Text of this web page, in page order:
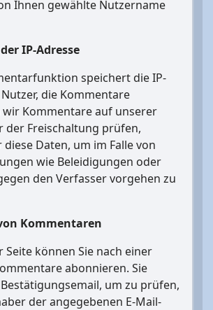
Ihnen gewählte Nutzername
IP-Adresse
speichert die IP-
die Kommentare
wir Kommentare auf unserer
der Freischaltung prüfen,
Daten, um im Falle von
wie Beleidigungen oder
den Verfasser vorgehen zu
Kommentaren
Seite können Sie nach einer
abonnieren. Sie
um zu prüfen,
der angegebenen E-Mail-